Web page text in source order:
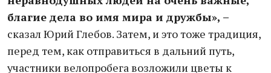
благие дела во имя мира и дружбы», –
сказал Юрий Глебов. Затем, и это тоже традиция,
перед тем, как отправиться в дальний путь,
участники велопробега возложили цветы к